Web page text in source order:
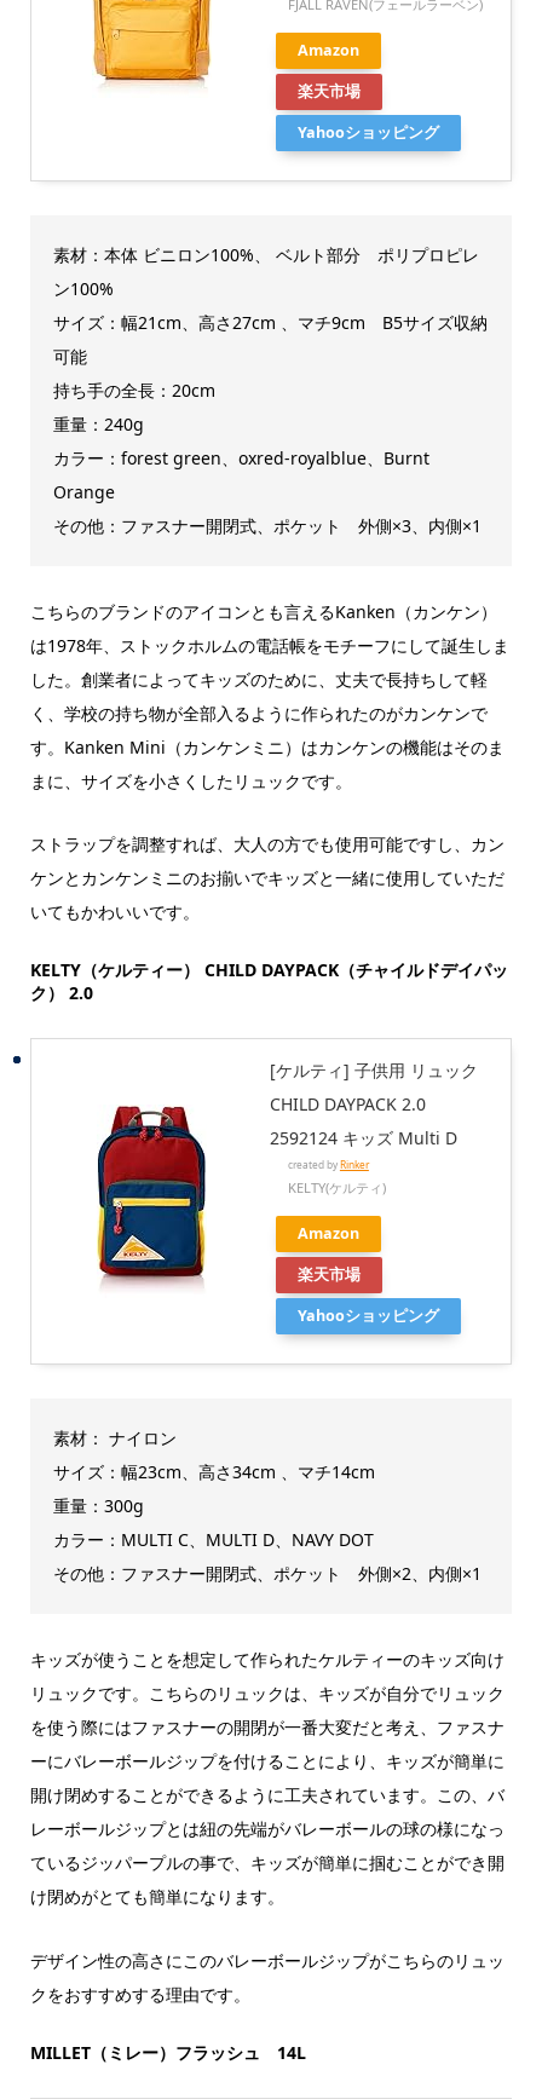
FJALL RAVEN(フェールラーベン)
Amazon
楽天市場
Yahooショッピング
素材： 本体 ビニロン100%、 ベルト部分 ポリプロピレ
ン100%
サイズ：幅21cm、高さ27cm 、マチ9cm B5サイズ収納
可能
持ち手の全長：20cm
重量：240g
カラー：forest green、oxred-royalblue、Burnt
Orange
その他：ファスナー開閉式、ポケット 外側×3、内側×1
こちらのブランドのアイコンとも言えるKanken（カンケン）
は1978年、ストックホルムの電話帳をモチーフにして誕生しま
した。創業者によってキッズのために、丈夫で長持ちして軽
く、学校の持ち物が全部入るように作られたのがカンケンで
す。Kanken Mini（カンケンミニ）はカンケンの機能はそのま
まに、サイズを小さくしたリュックです。
ストラップを調整すれば、大人の方でも使用可能ですし、カン
ケンとカンケンミニのお揃いでキッズと一緒に使用していただ
いてもかわいいです。
KELTY（ケルティー）
CHILD DAYPACK（チャイルドデイパッ
ク） 2.0
[ケルティ] 子供用 リュック
CHILD DAYPACK 2.0
2592124 キッズ Multi D
created byRinker
KELTY(ケルティ)
Amazon
楽天市場
Yahooショッピング
素材： ナイロン
サイズ：幅23cm、高さ34cm 、マチ14cm
重量：300g
カラー：MULTI C、MULTI D、NAVY DOT
その他：ファスナー開閉式、ポケット 外側×2、内側×1
キッズが使うことを想定して作られたケルティーのキッズ向け
リュックです。こちらのリュックは、キッズが自分でリュック
を使う際にはファスナーの開閉が一番大変だと考え、ファスナ
ーにバレーボールジップを付けることにより、キッズが簡単に
開け閉めすることができるように工夫されています。この、バ
レーボールジップとは紐の先端がバレーボールの球の様になっ
ているジッパープルの事で、キッズが簡単に掴むことができ開
け閉めがとても簡単になります。
デザイン性の高さにこのバレーボールジップがこちらのリュッ
クをおすすめする理由です。
MILLET（ミレー）フラッシュ 14L